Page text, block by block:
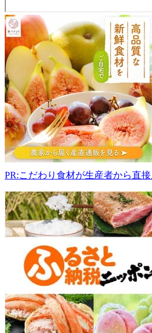
長
寿
屋
野
菜
直
売
所
039-
1702
青
森
県
三
戸
郡
五
戸
町
中
市
下
PR:こだわり食材が生産者から直接